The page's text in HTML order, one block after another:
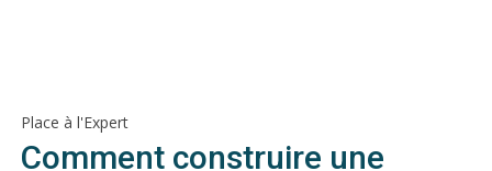
Place à l'Expert
Comment construire une